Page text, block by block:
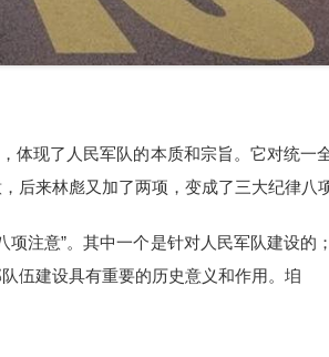
体现了人民军队的本质和宗旨。它对统一
后来林彪又加了两项，变成了三大纪律八
注意”。其中一个是针对人民军队建设的
伍建设具有重要的历史意义和作用。垍